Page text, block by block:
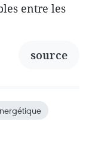
entre les
source